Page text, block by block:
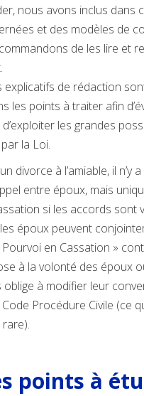
nous avons inclus dans
et des modèles de
de les lire et
explicatifs de rédaction
les points à traiter afin
les grandes
la Loi.
divorce à l’amiable, il n’y
entre époux, mais
si les accords sont
époux peuvent
en Cassation »
à la volonté des époux
à modifier leur
Procédure Civile (ce
points à